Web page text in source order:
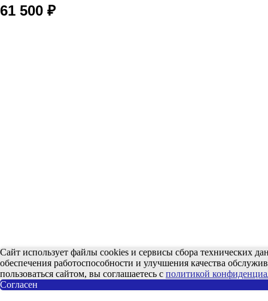
61 500 ₽
Сайт использует файлы cookies и сервисы сбора технических
обеспечения работоспособности и улучшения качества
пользоваться сайтом, вы соглашаетесь с политикой
Согласен